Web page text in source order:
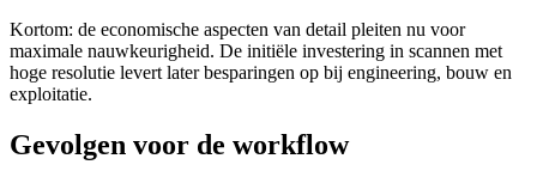
Kortom: de economische aspecten van detail pleiten nu voor
maximale nauwkeurigheid. De initiële investering in scannen met
hoge resolutie levert later besparingen op bij engineering, bouw en
exploitatie.
Gevolgen voor de workflow